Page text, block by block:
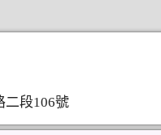
二段106號